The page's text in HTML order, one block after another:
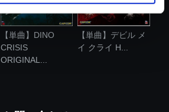
【単曲】DINO
CRISIS
ORIGINAL...
【単曲】デビル メ
イ クライ H...